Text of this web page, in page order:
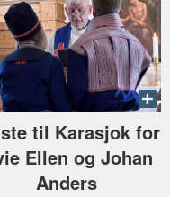
til Karasjok for
Ellen og Johan
Anders